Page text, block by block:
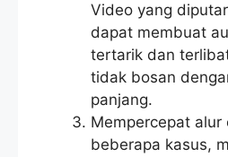
Video yang
dapat membuat
tertarik dan
tidak bosan
panjang.
Mempercepat alur
beberapa kasus,